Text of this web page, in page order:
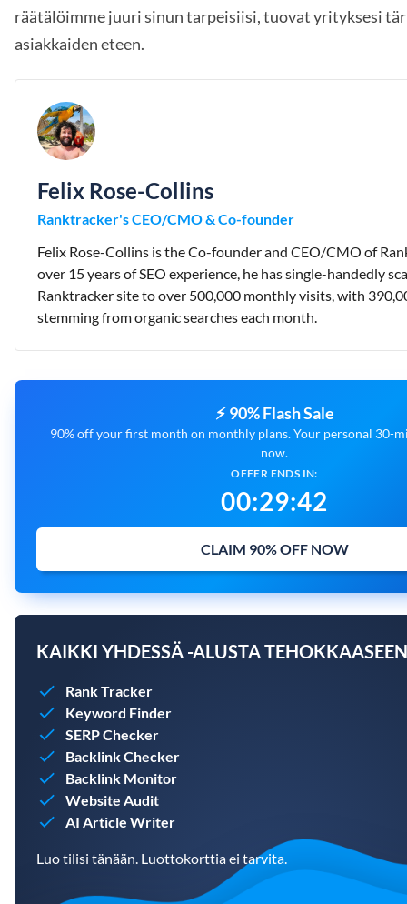
räätälöimme juuri sinun tarpeisiisi, tuovat yrityksesi
asiakkaiden eteen.
Felix Rose-Collins
Ranktracker's CEO/CMO & Co-founder
Felix Rose-Collins is the Co-founder and CEO/CMO of
over 15 years of SEO experience, he has single-handedly
Ranktracker site to over 500,000 monthly visits, with
stemming from organic searches each month.
⚡ 90% Flash Sale
90% off your first month on monthly plans. Your personal 30-
now.
OFFER ENDS IN:
00:29:41
CLAIM 90% OFF NOW
KAIKKI YHDESSÄ -ALUSTA
Rank Tracker
Keyword Finder
SERP Checker
Backlink Checker
Backlink Monitor
Website Audit
AI Article Writer
Luo tilisi tänään. Luottokorttia ei tarvita.